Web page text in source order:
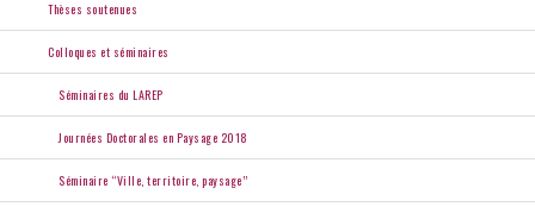
Thèses soutenues
Colloques et séminaires
Séminaires du LAREP
Journées Doctorales en Paysage 2018
Séminaire “Ville, territoire, paysage”